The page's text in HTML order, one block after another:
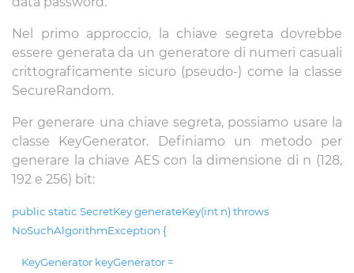
Nel primo approccio, la chiave segreta dovrebbe
essere generata da un generatore di numeri casuali
crittograficamente sicuro (pseudo-) come la classe
SecureRandom.
Per generare una chiave segreta, possiamo usare la
classe KeyGenerator. Definiamo un metodo per
generare la chiave AES con la dimensione di n (128,
192 e 256) bit:
public static SecretKey generateKey(int n) throws
NoSuchAlgorithmException {
KeyGenerator keyGenerator =